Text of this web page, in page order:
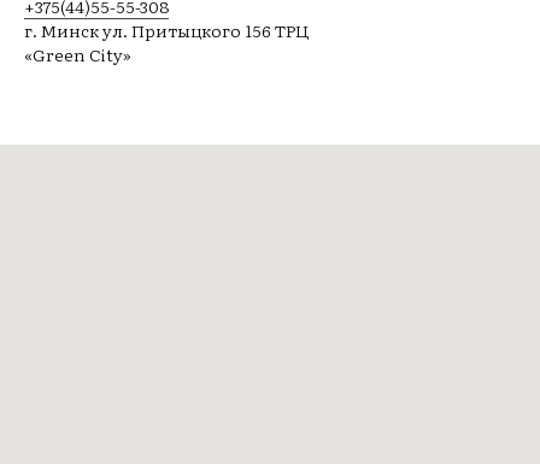
+375(44)55-55-308
г. Минск ул. Притыцкого 156 ТРЦ
«Green City»